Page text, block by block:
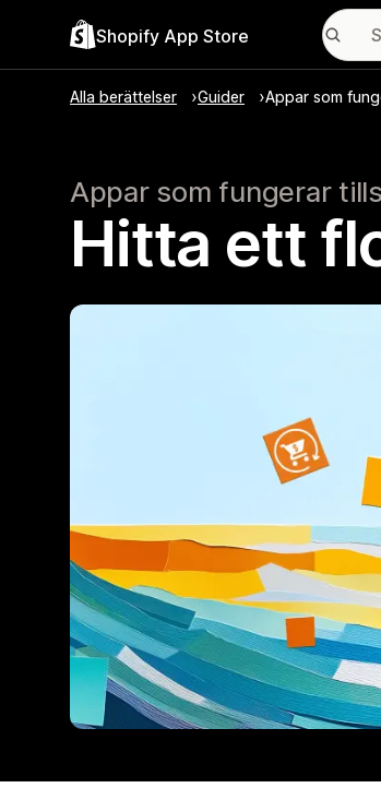
Shopify App Store
Alla berättelser Guider Appar som
Appar som fungerar
Hitta ett